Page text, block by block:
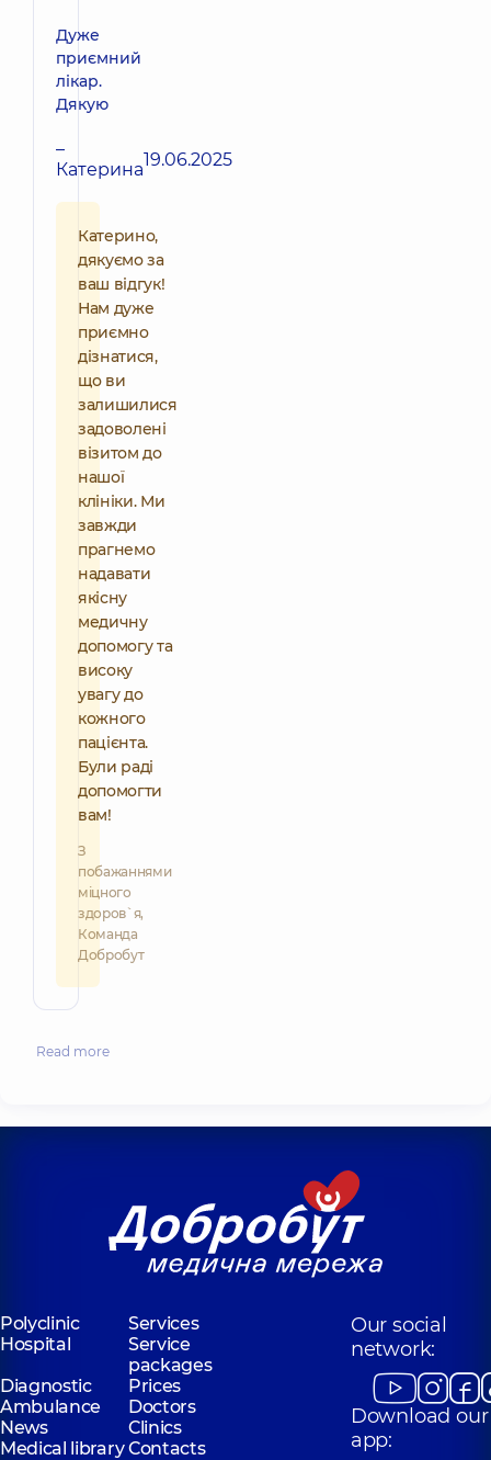
Дуже
приємний
лікар.
Дякую
–
Катерина19.06.2025
Катерино,
дякуємо за
ваш відгук!
Нам дуже
приємно
дізнатися,
що ви
залишилися
задоволені
візитом до
нашої
клініки. Ми
завжди
прагнемо
надавати
якісну
медичну
допомогу та
високу
увагу до
кожного
пацієнта.
Були раді
допомогти
вам!
З
побажаннями
міцного
здоров`я,
Команда
Добробут
Read more
Polyclinic
Services
Hospital
Service
packages
Diagnostic
Prices
Ambulance
Doctors
News
Clinics
Medical libraryContacts
Our social
network:
Download our
app: